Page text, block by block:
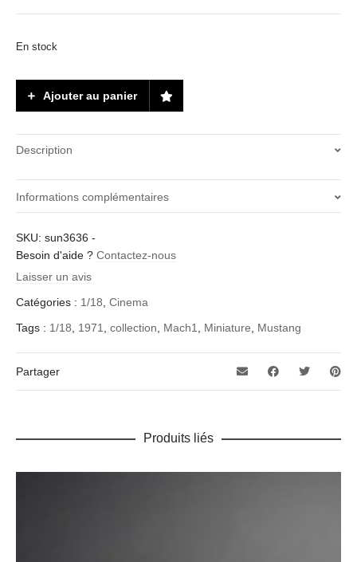
En stock
Ajouter au panier
Description
Informations complémentaires
Poids
2 kg
Echelle
1/18
Marque
Année
Fabricant
SKU: sun3636 -
Besoin d'aide ? Contactez-nous
Laisser un avis
Catégories : 1/18 Cinema
Tags : 1/18 1971 collection Mach1 Miniature Mustang
Partager
Produits liés